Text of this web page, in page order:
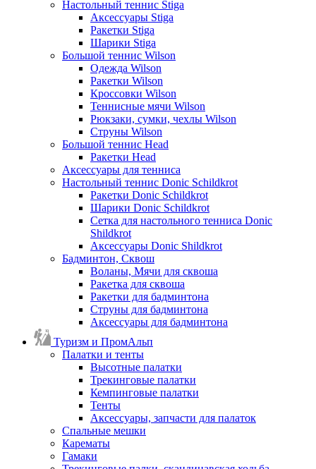
Настольный теннис Stiga
Аксессуары Stiga
Ракетки Stiga
Шарики Stiga
Большой теннис Wilson
Одежда Wilson
Ракетки Wilson
Кроссовки Wilson
Теннисные мячи Wilson
Рюкзаки, сумки, чехлы Wilson
Струны Wilson
Большой теннис Head
Ракетки Head
Аксессуары для тенниса
Настольный теннис Donic Schildkrot
Ракетки Donic Schildkrot
Шарики Donic Schildkrot
Сетка для настольного тенниса Donic
Shildkrot
Аксессуары Donic Shildkrot
Бадминтон, Сквош
Воланы, Мячи для сквоша
Ракетка для сквоша
Ракетки для бадминтона
Струны для бадминтона
Аксессуары для бадминтона
Туризм и ПромАльп
Палатки и тенты
Высотные палатки
Трекинговые палатки
Кемпинговые палатки
Тенты
Аксессуары, запчасти для палаток
Спальные мешки
Карематы
Гамаки